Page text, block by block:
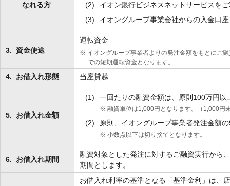
なれる方
(2)
イオン銀行ビジネスネットサービスを
(3)
イオングループ事業会社からの入金口
3. 資金使途
運転資金
※ イオングループ事業者よりの発注金額をもとにご
での短期運転資金となります。
4. お借入れ形態 当座貸越
5. お借入れ金額
(1) 一回たりの融資金額は、原則100万円以
※ 融資単位は1,000円となります。（1,000円
(2) 原則、イオングループ事業者発注金額
※ 小数点以下は切り捨てとなります。
6. お借入れ期間
融資対象とした発注に対するご融資実行から
期間とします。
お借入れ利率の基準となる「基準金利」は、